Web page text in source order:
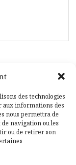
des technologies
aux informations des
nous permettra de
navigation ou les
ou de retirer son